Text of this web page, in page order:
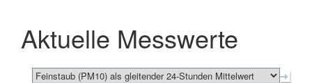
schließen
Aktuelle Messwerte